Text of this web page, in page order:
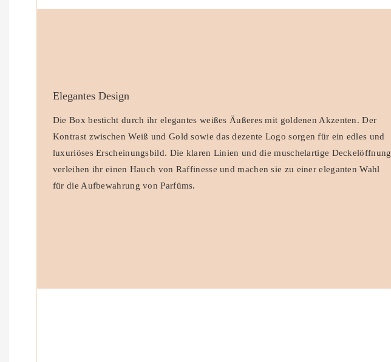
Elegantes Design
Die Box besticht durch ihr elegantes weißes Äußeres mit goldenen Akzenten. Der
Kontrast zwischen Weiß und Gold sowie das dezente Logo sorgen für ein edles und
luxuriöses Erscheinungsbild. Die klaren Linien und die muschelartige Deckelöffnung
verleihen ihr einen Hauch von Raffinesse und machen sie zu einer eleganten Wahl
für die Aufbewahrung von Parfüms.